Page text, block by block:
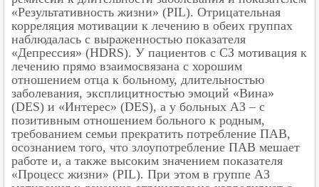
«Результативность жизни» (PIL). Отрицательная
корреляция мотивации к лечению в обеих группах
наблюдалась с выраженностью показателя
«Депрессия» (HDRS). У пациентов с СЗ мотивация к
лечению прямо взаимосвязана с хорошим
отношением отца к больному, длительностью
заболевания, эксплицитностью эмоций «Вина»
(DES) и «Интерес» (DES), а у больных АЗ – с
позитивным отношением больного к родным,
требованием семьи прекратить потребление ПАВ,
осознанием того, что злоупотребление ПАВ мешает
работе и, а также высоким значением показателя
«Процесс жизни» (PIL). При этом в группе АЗ